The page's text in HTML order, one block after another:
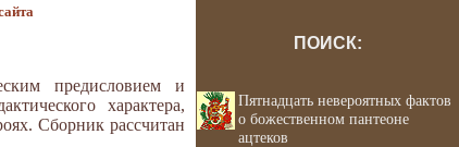
предисловием и
характера,
Сборник рассчитан
ПОИСК:
Пятнадцать невероятных фактов
о божественном пантеоне
ацтеков